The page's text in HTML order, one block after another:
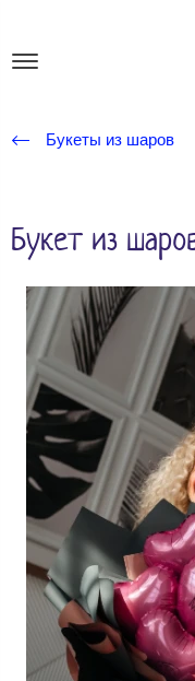
Букеты из шаров
Букет из